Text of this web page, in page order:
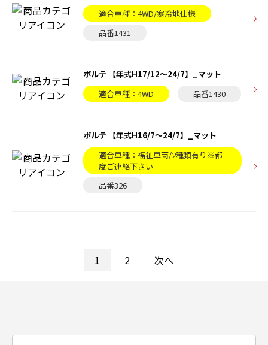
適合車種：4WD/寒冷地仕様
品番1431
ポルテ 【年式H17/12〜24/7】_マット
適合車種：4WD
品番1430
ポルテ 【年式H16/7〜24/7】_マット
適合車種：福祉車両/2種類有り※都
度ご連絡下さい
品番326
1 2 次へ